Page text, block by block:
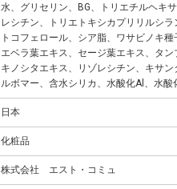
水、グリセリン、BG、トリエチルヘキ
レシチン、トリエトキシカプリリルシラ
トコフェロール、シア脂、ワサビノキ
エベラ葉エキス、セージ葉エキス、タ
キノシタエキス、リゾレシチン、キサ
ルボマー、含水シリカ、水酸化Al、水
日本
化粧品
株式会社 エスト・コミュ